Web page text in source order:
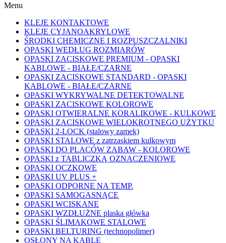
Menu
KLEJE KONTAKTOWE
KLEJE CYJANOAKRYLOWE
ŚRODKI CHEMICZNE I ROZPUSZCZALNIKI
OPASKI WEDŁUG ROZMIARÓW
OPASKI ZACISKOWE PREMIUM - OPASKI
KABLOWE - BIAŁE/CZARNE
OPASKI ZACISKOWE STANDARD - OPASKI
KABLOWE - BIAŁE/CZARNE
OPASKI WYKRYWALNE DETEKTOWALNE
OPASKI ZACISKOWE KOLOROWE
OPASKI OTWIERALNE KORALIKOWE - KULKOWE
OPASKI ZACISKOWE WIELOKROTNEGO UŻYTKU
OPASKI 2-LOCK (stalowy zamek)
OPASKI STALOWE z zatrzaskiem kulkowym
OPASKI DO PLACÓW ZABAW - KOLOROWE
OPASKI z TABLICZKĄ OZNACZENIOWE
OPASKI OCZKOWE
OPASKI UV PLUS +
OPASKI ODPORNE NA TEMP.
OPASKI SAMOGASNĄCE
OPASKI WCISKANE
OPASKI WZDŁUŻNE plaska główka
OPASKI ŚLIMAKOWE STALOWE
OPASKI BELTURING (technopolimer)
OSŁONY NA KABLE